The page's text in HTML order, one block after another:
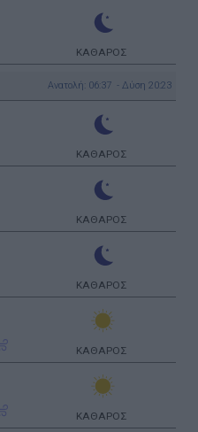
ΚΑΘΑΡΟΣ
Ανατολή: 06:37 - Δύση 20:23
ΚΑΘΑΡΟΣ
ΚΑΘΑΡΟΣ
ΚΑΘΑΡΟΣ
ΚΑΘΑΡΟΣ
ΚΑΘΑΡΟΣ